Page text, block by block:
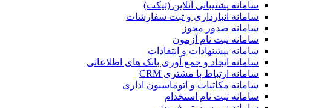
سامانه پشتیبانی آنلاین (تیکت)
سامانه انبارداری و ثبت سفارشات
سامانه صدور مجوز
سامانه ثبت نام آزمون
سامانه پیشنهادات و انتقادات
سامانه ایجاد و جمع آوری بانک‌ های اطلاعاتی
سامانه ارتباط با مشتری CRM
سامانه مکاتبات و اتوماسیون اداری
سامانه ثبت نام استخدام